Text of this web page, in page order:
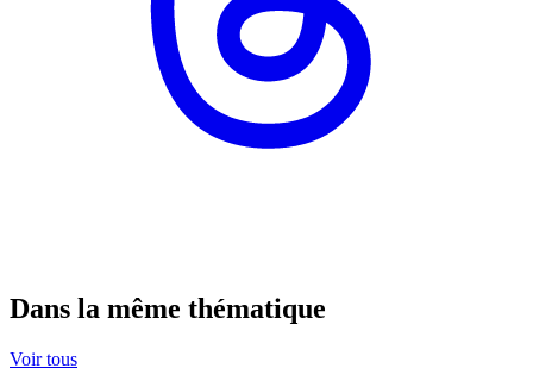
Dans la même thématique
Voir tous